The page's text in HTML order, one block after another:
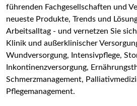
führenden Fachgesellschaften und
neueste Produkte, Trends und
Arbeitsalltag - und vernetzen Sie
Klinik und außerklinischer
Wundversorgung, Intensivpflege,
Inkontinenzversorgung,
Schmerzmanagement,
Pflegemanagement.